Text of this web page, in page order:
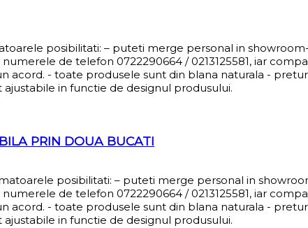
posibilitati: – puteti merge personal in
de telefon 0722290664 / 0213125581, iar
acord. - toate produsele sunt din blana naturala -
in functie de designul produsului.
PRIN DOUA BUCATI
posibilitati: – puteti merge personal in
de telefon 0722290664 / 0213125581, iar
acord. - toate produsele sunt din blana naturala -
in functie de designul produsului.